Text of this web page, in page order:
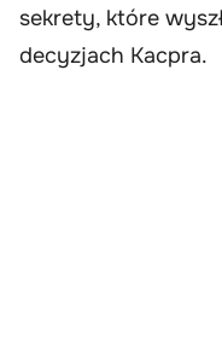
sekrety, które
decyzjach Kacpra.